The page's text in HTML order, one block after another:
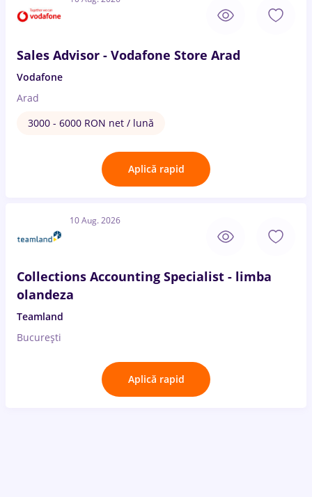
Sales Advisor - Vodafone Store Arad
Vodafone
Arad
3000 - 6000 RON net / lună
Aplică rapid
10 Aug. 2026
Collections Accounting Specialist - limba
olandeza
Teamland
București
Aplică rapid